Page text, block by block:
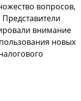
вопросов,
внимание
новых